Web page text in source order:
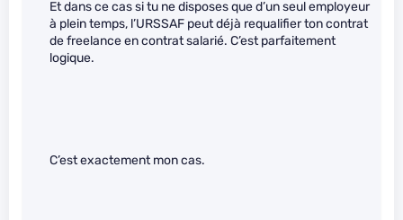
Et dans ce cas si tu ne disposes que d’un seul employeur
à plein temps, l’URSSAF peut déjà requalifier ton contrat
de freelance en contrat salarié. C’est parfaitement
logique.
C’est exactement mon cas.